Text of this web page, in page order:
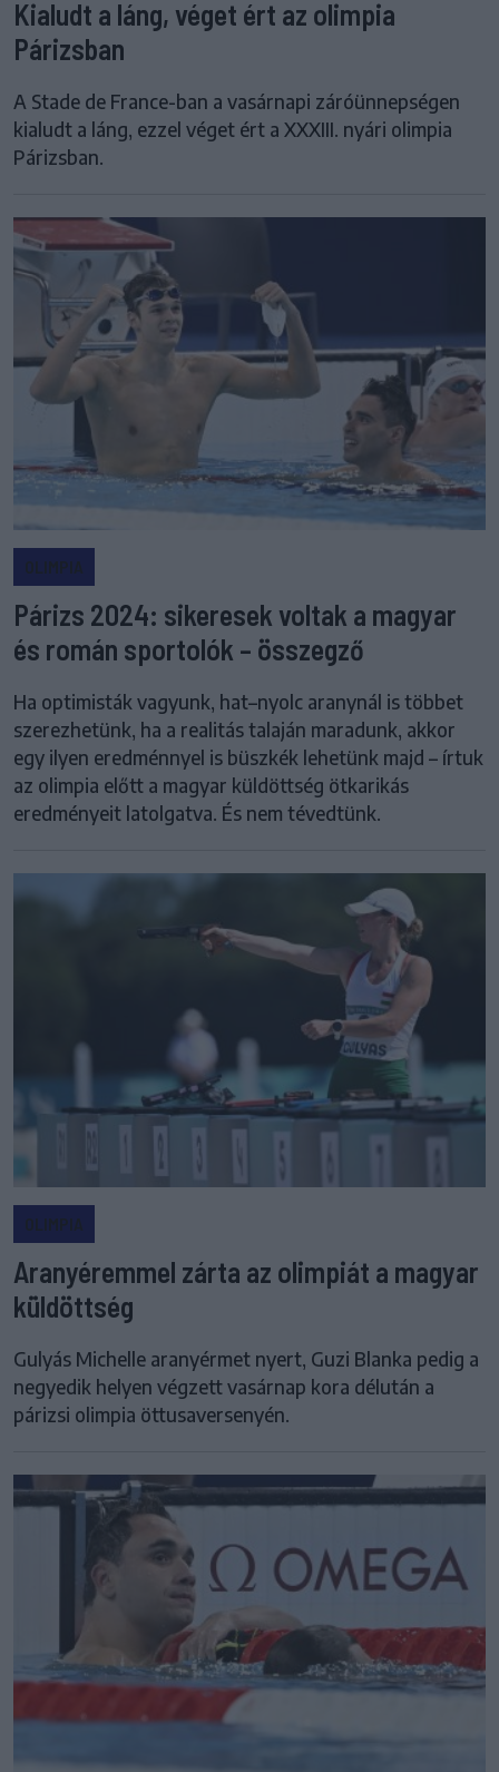
Kialudt a láng, véget ért az olimpia
Párizsban
A Stade de France-ban a vasárnapi záróünnepségen
kialudt a láng, ezzel véget ért a XXXIII. nyári olimpia
Párizsban.
OLIMPIA
Párizs 2024: sikeresek voltak a magyar
és román sportolók – összegző
Ha optimisták vagyunk, hat–nyolc aranynál is többet
szerezhetünk, ha a realitás talaján maradunk, akkor
egy ilyen eredménnyel is büszkék lehetünk majd – írtuk
az olimpia előtt a magyar küldöttség ötkarikás
eredményeit latolgatva. És nem tévedtünk.
OLIMPIA
Aranyéremmel zárta az olimpiát a magyar
küldöttség
Gulyás Michelle aranyérmet nyert, Guzi Blanka pedig a
negyedik helyen végzett vasárnap kora délután a
párizsi olimpia öttusaversenyén.